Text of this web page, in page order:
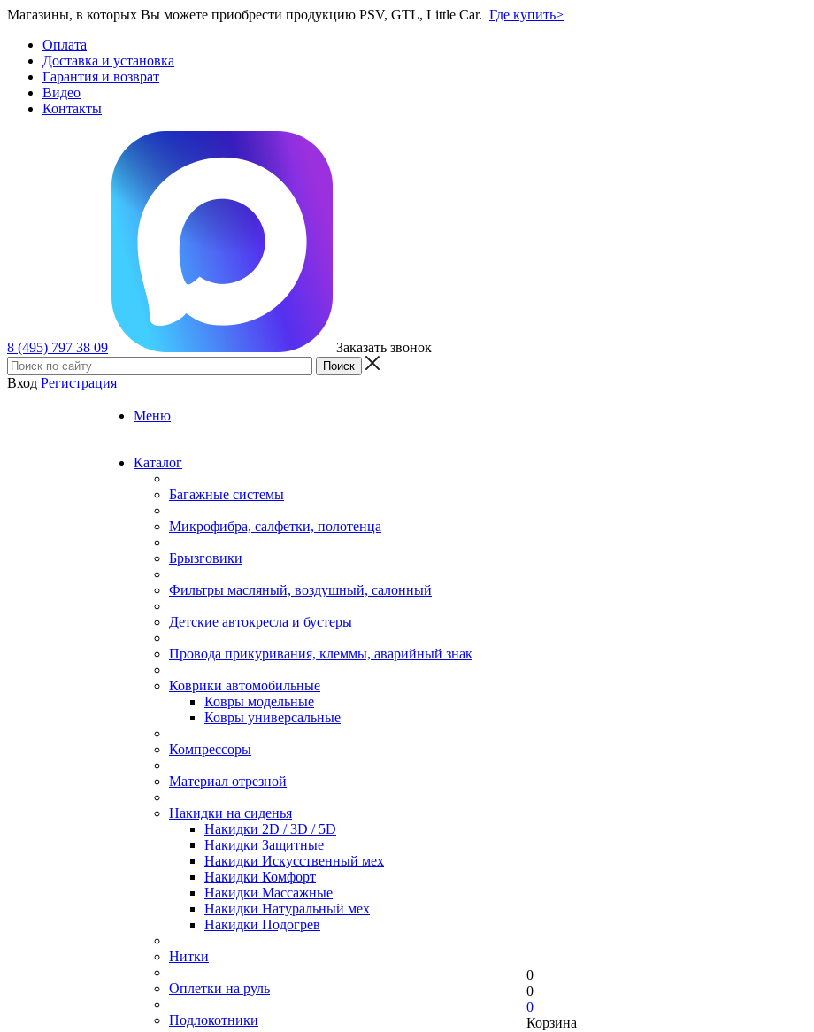
Магазины, в которых Вы можете приобрести продукцию PSV, GTL, Little Car. Где купить>
Оплата
Доставка и установка
Гарантия и возврат
Видео
Контакты
8 (495) 797 38 09 Заказать звонок
Вход Регистрация
Меню
Каталог
Багажные системы
Микрофибра, салфетки, полотенца
Брызговики
Фильтры масляный, воздушный, салонный
Детские автокресла и бустеры
Провода прикуривания, клеммы, аварийный знак
Коврики автомобильные
Ковры модельные
Ковры универсальные
Компрессоры
Материал отрезной
Накидки на сиденья
Накидки 2D / 3D / 5D
Накидки Защитные
Накидки Искусственный мех
Накидки Комфорт
Накидки Массажные
Накидки Натуральный мех
Накидки Подогрев
Нитки
Оплетки на руль
Подлокотники
0
0
0
Корзина